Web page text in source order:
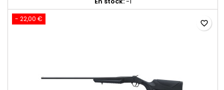
- 22,00 €
favorite_border